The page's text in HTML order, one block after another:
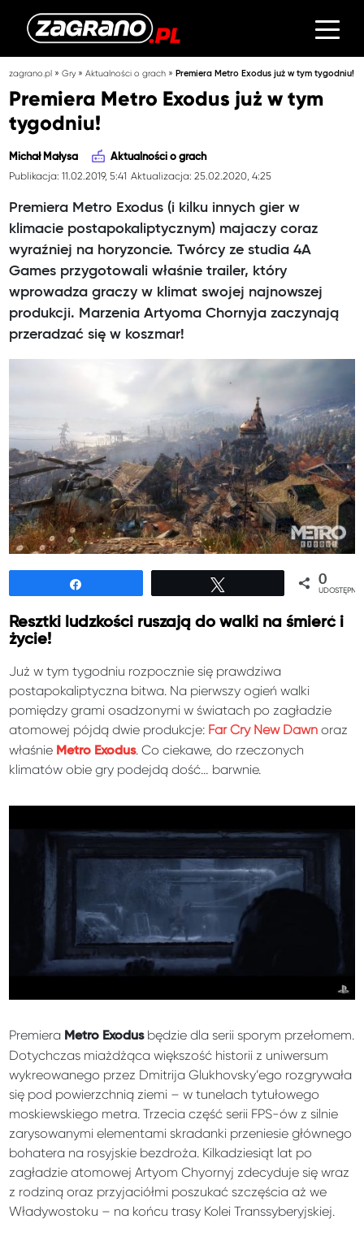
zagrano.pl »Gry»Aktualności o grach »Premiera Metro Exodus już w tym tygodniu!
Premiera Metro Exodus już w tym
tygodniu!
Michał Małysa Aktualności o grach
Publikacja: 11.02.2019, 5:41 Aktualizacja: 25.02.2020, 4:25
Premiera Metro Exodus (i kilku innych gier w
klimacie postapokaliptycznym) majaczy coraz
wyraźniej na horyzoncie. Twórcy ze studia 4A
Games przygotowali właśnie trailer, który
wprowadza graczy w klimat swojej najnowszej
produkcji. Marzenia Artyoma Chornyja zaczynają
przeradzać się w koszmar!
0
Resztki ludzkości ruszają do walki na śmierć i
życie!
Już w tym tygodniu rozpocznie się prawdziwa
postapokaliptyczna bitwa. Na pierwszy ogień walki
pomiędzy grami osadzonymi w światach po zagładzie
atomowej pójdą dwie produkcje: Far Cry New Dawn oraz
właśnie Metro Exodus. Co ciekawe, do rzeczonych
klimatów obie gry podejdą dość… barwnie.
Premiera Metro Exodus będzie dla serii sporym przełomem.
Dotychczas miażdżąca większość historii z uniwersum
wykreowanego przez Dmitrija Glukhovsky’ego rozgrywała
się pod powierzchnią ziemi – w tunelach tytułowego
moskiewskiego metra. Trzecia część serii FPS-ów z silnie
zarysowanymi elementami skradanki przeniesie głównego
bohatera na rosyjskie bezdroża. Kilkadziesiąt lat po
zagładzie atomowej Artyom Chyornyj zdecyduje się wraz
z rodziną oraz przyjaciółmi poszukać szczęścia aż we
Władywostoku – na końcu trasy Kolei Transsyberyjskiej.